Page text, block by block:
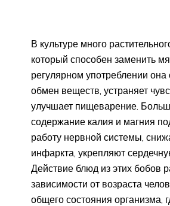
В культуре много
который способен заменить
регулярном употреблении она
обмен веществ, устраняет
улучшает пищеварение.
содержание калия и магния
работу нервной системы,
инфаркта, укрепляют
Действие блюд из этих бобов
зависимости от возраста
общего состояния организма,